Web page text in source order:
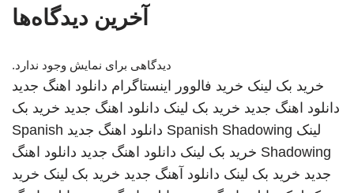
آخرین دیدگاه‌ها
دیدگاهی برای نمایش وجود ندارد.
خرید بک لینک خرید فالوور اینستاگرام دانلود اهنگ جدید
دانلود اهنگ جدید خرید بک لینک دانلود اهنگ جدید خرید بک
لینک Spanish Shadowing دانلود اهنگ جدید Spanish
Shadowing خرید بک لینک دانلود اهنگ جدید دانلود اهنگ
جدید خرید بک لینک دانلود آهنگ جدید خرید بک لینک خرید